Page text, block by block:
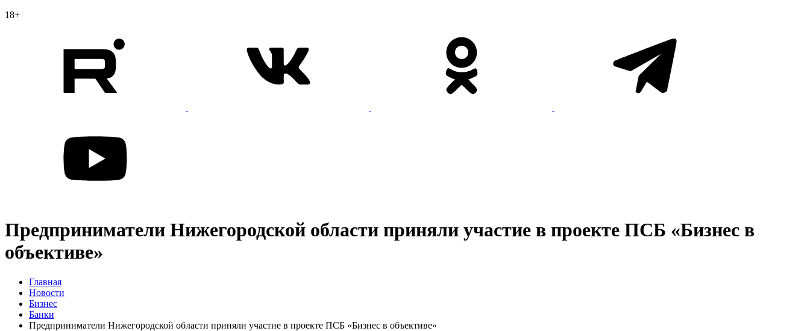
18+
Предприниматели Нижегородской области приняли участие в проекте ПСБ «Бизнес в
объективе»
Главная
Новости
Бизнес
Банки
Предприниматели Нижегородской области приняли участие в проекте ПСБ «Бизнес в объективе»